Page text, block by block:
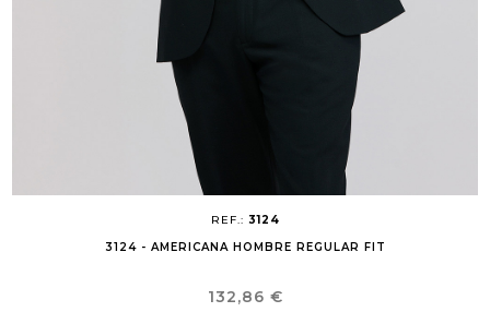
REF.: 3124
3124 - AMERICANA HOMBRE REGULAR FIT
Precio
132,86 €